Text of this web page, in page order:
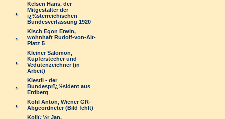
Kelsen Hans, der
Mitgestalter der
ï¿½sterreichischen
Bundesverfassung 1920
Kisch Egon Erwin,
wohnhaft Rudolf-von-Alt-
Platz 5
Kleiner Salomon,
Kupferstecher und
Vedutenzeichner (in
Arbeit)
Klestil - der
Bundesprï¿½sident aus
Erdberg
Kohl Anton, Wiener GR-
Abgeordneter (Bild fehlt)
Kollï¿½r Jan,